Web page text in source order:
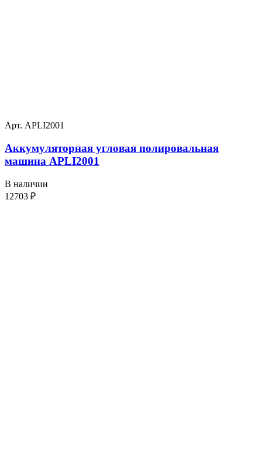
Арт. APLI2001
Аккумуляторная угловая полировальная
машина APLI2001
В наличии
12703 ₽